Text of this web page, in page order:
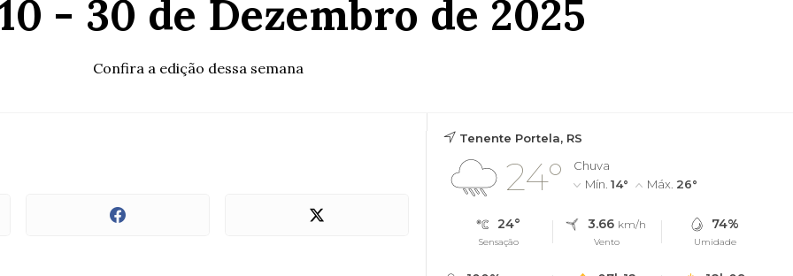
- 30 de Dezembro de 2025
Confira a edição dessa semana
Tenente Portela, RS
24°
Chuva
Mín. 14° Máx. 26°
24°
Sensação
3.66 km/h
Vento
74%
Umidade